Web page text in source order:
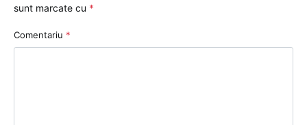
sunt marcate cu *
Comentariu *